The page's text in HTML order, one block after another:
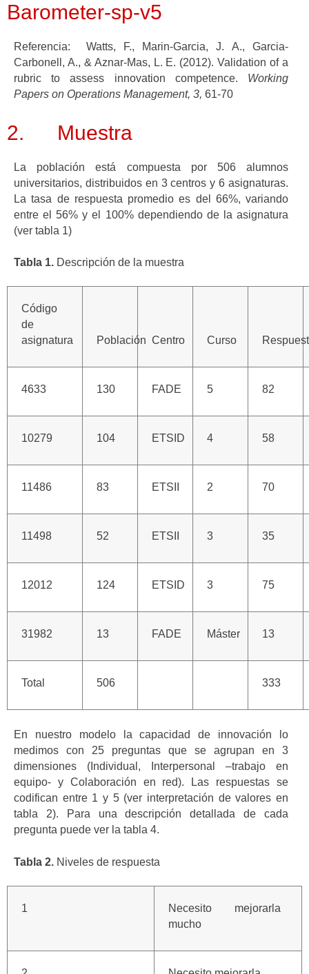
Barometer-sp-v5
Referencia: Watts, F., Marin-Garcia, J. A., Garcia-
Carbonell, A., & Aznar-Mas, L. E. (2012). Validation of a
rubric to assess innovation competence. Working
Papers on Operations Management, 3, 61-70
2. Muestra
La población está compuesta por 506 alumnos
universitarios, distribuidos en 3 centros y 6 asignaturas.
La tasa de respuesta promedio es del 66%, variando
entre el 56% y el 100% dependiendo de la asignatura
(ver tabla 1)
Tabla 1. Descripción de la muestra
Código
de
asignatura
Población Centro Curso
4633 130 FADE 5 82
10279 104 ETSID 4 58
11486 83 ETSII 2 70
11498 52 ETSII 3 35
12012 124 ETSID 3 75
31982 13 FADE Máster 13
Total 506 333
En nuestro modelo la capacidad de innovación lo
medimos con 25 preguntas que se agrupan en 3
dimensiones (Individual, Interpersonal –trabajo en
equipo- y Colaboración en red). Las respuestas se
codifican entre 1 y 5 (ver interpretación de valores en
tabla 2). Para una descripción detallada de cada
pregunta puede ver la tabla 4.
Tabla 2. Niveles de respuesta
1
Necesito mejorarla
mucho